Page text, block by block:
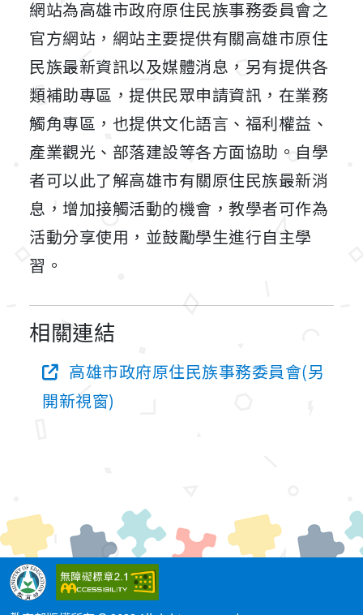
網站為高雄市政府原住民族事務委員會之
官方網站，網站主要提供有關高雄市原住
民族最新資訊以及媒體消息，另有提供各
類補助專區，提供民眾申請資訊，在業務
觸角專區，也提供文化語言、福利權益、
產業觀光、部落建設等各方面協助。自學
者可以此了解高雄市有關原住民族最新消
息，增加接觸活動的機會，教學者可作為
活動分享使用，並鼓勵學生進行自主學
習。
相關連結
高雄市政府原住民族事務委員會(另
開新視窗)